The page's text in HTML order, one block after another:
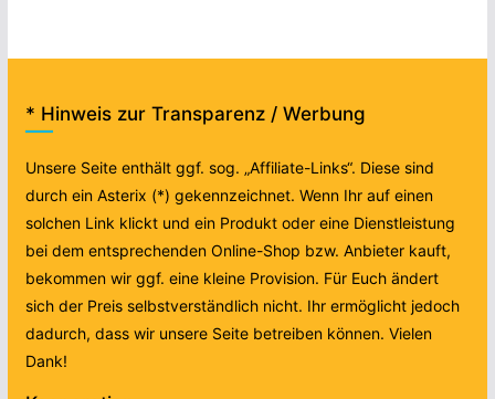
* Hinweis zur Transparenz / Werbung
Unsere Seite enthält ggf. sog. „Affiliate-Links“. Diese sind
durch ein Asterix (*) gekennzeichnet. Wenn Ihr auf einen
solchen Link klickt und ein Produkt oder eine Dienstleistung
bei dem entsprechenden Online-Shop bzw. Anbieter kauft,
bekommen wir ggf. eine kleine Provision. Für Euch ändert
sich der Preis selbstverständlich nicht. Ihr ermöglicht jedoch
dadurch, dass wir unsere Seite betreiben können. Vielen
Dank!